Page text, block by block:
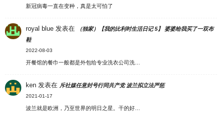
新冠病毒一直在变种，真是太可怕了
royal blue 发表在
（独家）【我的比利时生活日记 5】 婆婆给我买了一双布
鞋
2022-08-03
开餐馆的餐巾一般都是外包给专业洗衣公司洗…
ken 发表在 斥社媒任意封号行同共产党 波兰拟立法严惩
2021-01-17
波兰就是欧洲，乃至世界的明日之星。干的好…